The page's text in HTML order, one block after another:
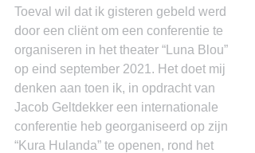
Toeval wil dat ik gisteren gebeld werd
door een cliënt om een conferentie te
organiseren in het theater “Luna Blou”
op eind september 2021. Het doet mij
denken aan toen ik, in opdracht van
Jacob Geltdekker een internationale
conferentie heb georganiseerd op zijn
“Kura Hulanda” te openen, rond het